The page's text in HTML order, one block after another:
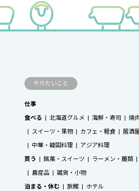
やりたいこと
仕事
食べる
北海道グルメ 海鮮・寿司 焼
スイーツ・果物
カフェ・軽食 居酒
中華・韓国料理
アジア料理
買う
銘菓・スイーツ ラーメン・麺類
農産品
雑貨・小物
泊まる・休む
旅館
ホテル